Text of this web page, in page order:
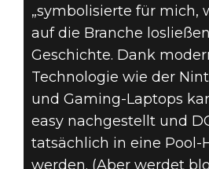
„symbolisierte für mich,
auf die Branche
Geschichte. Dank
Technologie wie der
und Gaming-Laptops
easy nachgestellt und
tatsächlich in eine Pool-
werden. (Aber werdet